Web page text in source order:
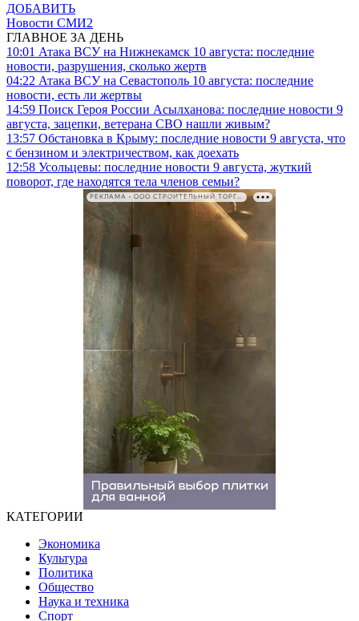
ДОБАВИТЬ
Новости СМИ2
ГЛАВНОЕ ЗА ДЕНЬ
10:01 Атака ВСУ на Нижнекамск 10 августа: последние
новости, разрушения, сколько жертв
04:22 Атака ВСУ на Севастополь 10 августа: последние
новости, есть ли жертвы
14:59 Поиск Героя России Асылханова: последние новости 9
августа, зацепки, ветерана СВО нашли живым?
13:57 Обстановка в Крыму: последние новости 9 августа, что
с бензином и электричеством, как доехать
12:58 Усольцевы: последние новости 9 августа, жуткий
поворот, где находятся тела членов семьи?
РЕКЛАМА • ООО СТРОИТЕЛЬНЫЙ ТОРГОВЫЙ ДОМ «ПЕТРОВИЧ». ИНН: 7802348846
КАТЕГОРИИ
Экономика
Культура
Политика
Общество
Наука и техника
Спорт